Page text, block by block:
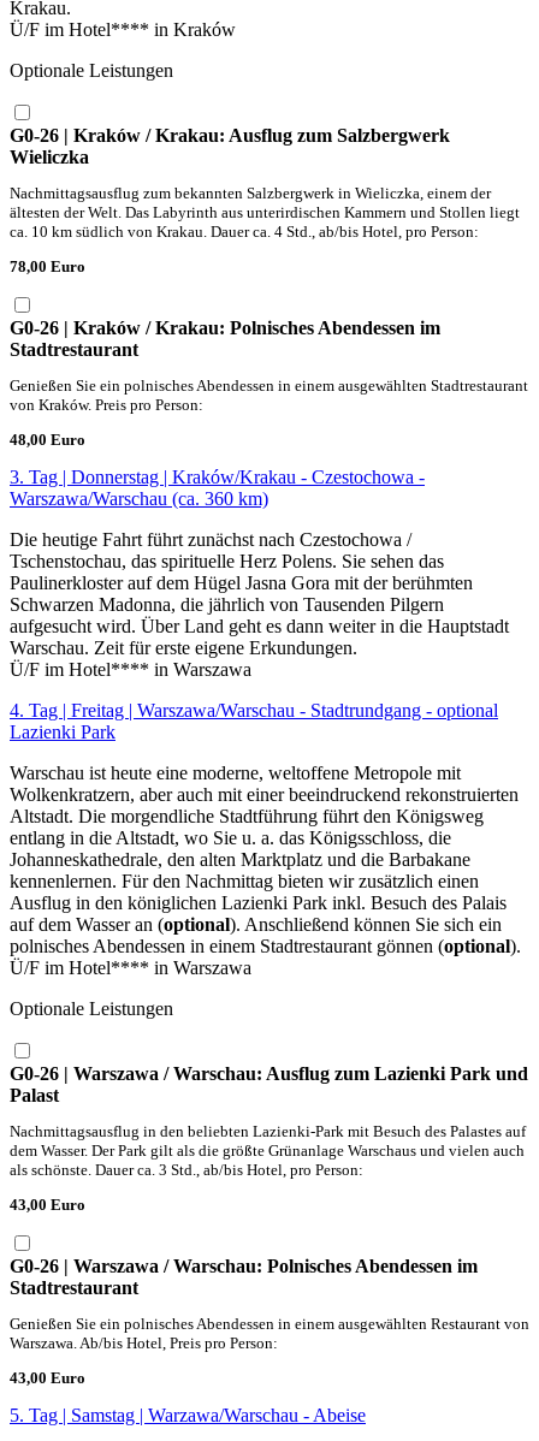
Krakau.
Ü/F im Hotel**** in Kraków
Optionale Leistungen
G0-26 | Kraków / Krakau: Ausflug zum Salzbergwerk
Wieliczka
Nachmittagsausflug zum bekannten Salzbergwerk in Wieliczka, einem der
ältesten der Welt. Das Labyrinth aus unterirdischen Kammern und Stollen liegt
ca. 10 km südlich von Krakau. Dauer ca. 4 Std., ab/bis Hotel, pro Person:
78,00 Euro
G0-26 | Kraków / Krakau: Polnisches Abendessen im
Stadtrestaurant
Genießen Sie ein polnisches Abendessen in einem ausgewählten Stadtrestaurant
von Kraków. Preis pro Person:
48,00 Euro
3. Tag | Donnerstag | Kraków/Krakau - Czestochowa -
Warszawa/Warschau (ca. 360 km)
Die heutige Fahrt führt zunächst nach Czestochowa /
Tschenstochau, das spirituelle Herz Polens. Sie sehen das
Paulinerkloster auf dem Hügel Jasna Gora mit der berühmten
Schwarzen Madonna, die jährlich von Tausenden Pilgern
aufgesucht wird. Über Land geht es dann weiter in die Hauptstadt
Warschau. Zeit für erste eigene Erkundungen.
Ü/F im Hotel**** in Warszawa
4. Tag | Freitag | Warszawa/Warschau - Stadtrundgang - optional
Lazienki Park
Warschau ist heute eine moderne, weltoffene Metropole mit
Wolkenkratzern, aber auch mit einer beeindruckend rekonstruierten
Altstadt. Die morgendliche Stadtführung führt den Königsweg
entlang in die Altstadt, wo Sie u. a. das Königsschloss, die
Johanneskathedrale, den alten Marktplatz und die Barbakane
kennenlernen. Für den Nachmittag bieten wir zusätzlich einen
Ausflug in den königlichen Lazienki Park inkl. Besuch des Palais
auf dem Wasser an (optional). Anschließend können Sie sich ein
polnisches Abendessen in einem Stadtrestaurant gönnen (optional).
Ü/F im Hotel**** in Warszawa
Optionale Leistungen
G0-26 | Warszawa / Warschau: Ausflug zum Lazienki Park und
Palast
Nachmittagsausflug in den beliebten Lazienki-Park mit Besuch des Palastes auf
dem Wasser. Der Park gilt als die größte Grünanlage Warschaus und vielen auch
als schönste. Dauer ca. 3 Std., ab/bis Hotel, pro Person:
43,00 Euro
G0-26 | Warszawa / Warschau: Polnisches Abendessen im
Stadtrestaurant
Genießen Sie ein polnisches Abendessen in einem ausgewählten Restaurant von
Warszawa. Ab/bis Hotel, Preis pro Person:
43,00 Euro
5. Tag | Samstag | Warzawa/Warschau - Abeise